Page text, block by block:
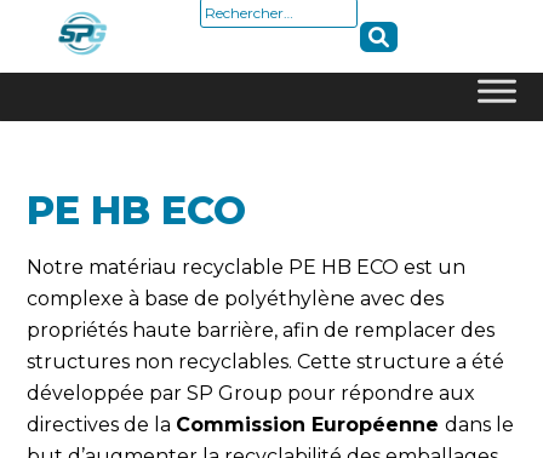
content
Rechercher :
PE HB ECO
Notre matériau recyclable PE HB ECO est un
complexe à base de polyéthylène avec des
propriétés haute barrière, afin de remplacer des
structures non recyclables. Cette structure a été
développée par SP Group pour répondre aux
directives de la Commission Européennedans le